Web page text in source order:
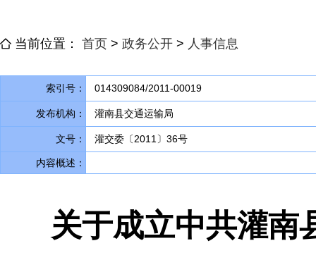
当前位置： 首页 > 政务公开 > 人事信息
索引号： 014309084/2011-00019
发布机构： 灌南县交通运输局
文号： 灌交委〔2011〕36号
内容概述：
关于成立中共灌南